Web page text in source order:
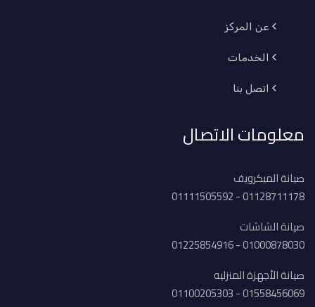
عن المركز
الخدمات
اتصل بنا
معلومات الاتصال
صيانة الميكرويف
01128711178 - 01111505592
صيانة الشاشات
01000878030 - 01225854916
صيانة الأجهزة المنزليه
01558456069 - 01100205303